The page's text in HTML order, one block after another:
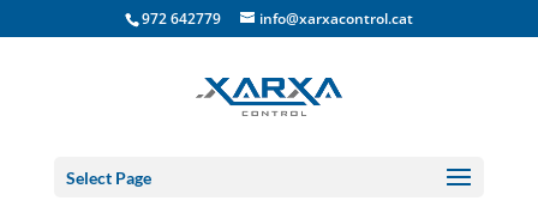
972 642779 info@xarxacontrol.cat
Select Page